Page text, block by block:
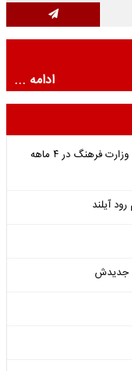
ادامه ...
انتشار فهرست اعتبارات اختصاص‌یافته به برنامه‌های وزارت فرهنگ در ۴ ماهه
جدیدش